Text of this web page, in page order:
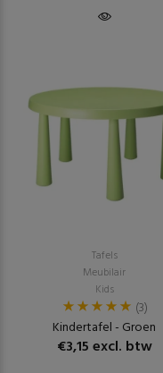
Tafels
Meubilair
Kids
(3)
Kindertafel - Groen
€3,15 excl. btw